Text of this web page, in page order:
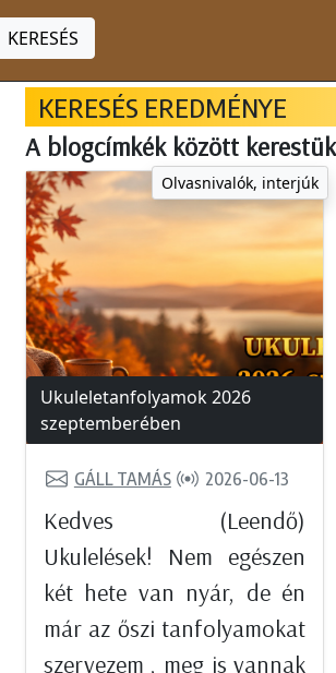
KERESÉS
KERESÉS EREDMÉNYE
A blogcímkék között
Olvasnivalók, interjúk
Ukuleletanfolyamok 2026
szeptemberében
GÁLL TAMÁS 2026-06-13
Kedves (Leendő)
Ukulelések! Nem egészen
két hete van nyár, de én
már az őszi tanfolyamokat
szervezem , meg is vannak